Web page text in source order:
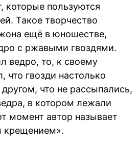
которые пользуются
Такое творчество
ещё в юношестве,
с ржавыми гвоздями.
ведро, то, к своему
что гвозди настолько
что не рассыпались,
в котором лежали
момент автор называет
крещением».